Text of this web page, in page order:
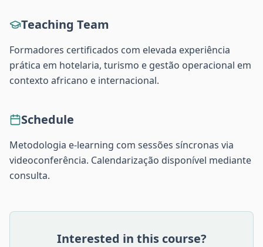
Teaching Team
Formadores certificados com elevada experiência
prática em hotelaria, turismo e gestão operacional em
contexto africano e internacional.
Schedule
Metodologia e-learning com sessões síncronas via
videoconferência. Calendarização disponível mediante
consulta.
Interested in this course?